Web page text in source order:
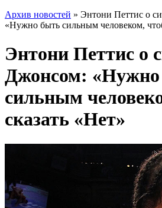
Архив новостей » Энтони Петтис о
«Нужно быть сильным человеком,
Энтони Петтис о
Джонсом:
сильным
сказать «Нет»